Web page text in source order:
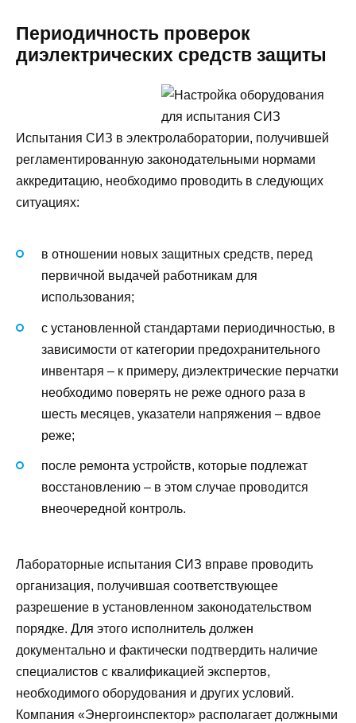
Периодичность проверок
диэлектрических средств защиты
Испытания СИЗ в электролаборатории, получившей
регламентированную законодательными нормами
аккредитацию, необходимо проводить в следующих
ситуациях:
в отношении новых защитных средств, перед
первичной выдачей работникам для
использования;
с установленной стандартами периодичностью, в
зависимости от категории предохранительного
инвентаря – к примеру, диэлектрические перчатки
необходимо поверять не реже одного раза в
шесть месяцев, указатели напряжения – вдвое
реже;
после ремонта устройств, которые подлежат
восстановлению – в этом случае проводится
внеочередной контроль.
Лабораторные испытания СИЗ вправе проводить
организация, получившая соответствующее
разрешение в установленном законодательством
порядке. Для этого исполнитель должен
документально и фактически подтвердить наличие
специалистов с квалификацией экспертов,
необходимого оборудования и других условий.
Компания «Энергоинспектор» располагает должными